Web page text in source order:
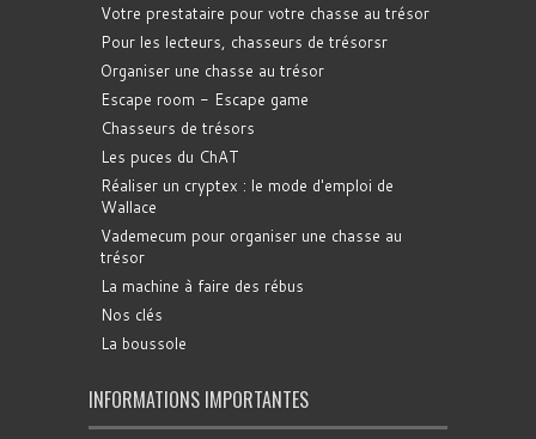
Votre prestataire pour votre chasse au trésor
Pour les lecteurs, chasseurs de trésorsr
Organiser une chasse au trésor
Escape room - Escape game
Chasseurs de trésors
Les puces du ChAT
Réaliser un cryptex : le mode d'emploi de
Wallace
Vademecum pour organiser une chasse au
trésor
La machine à faire des rébus
Nos clés
La boussole
INFORMATIONS IMPORTANTES